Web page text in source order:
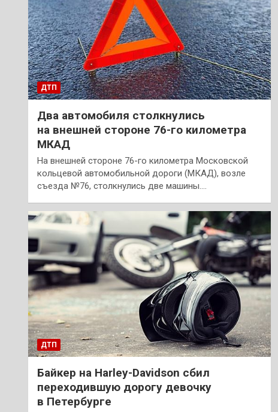
ДТП
Два автомобиля столкнулись
на внешней стороне 76-го километра
МКАД
На внешней стороне 76-го километра Московской
кольцевой автомобильной дороги (МКАД), возле
съезда №76, столкнулись две машины.…
ДТП
Байкер на Harley-Davidson сбил
переходившую дорогу девочку
в Петербурге